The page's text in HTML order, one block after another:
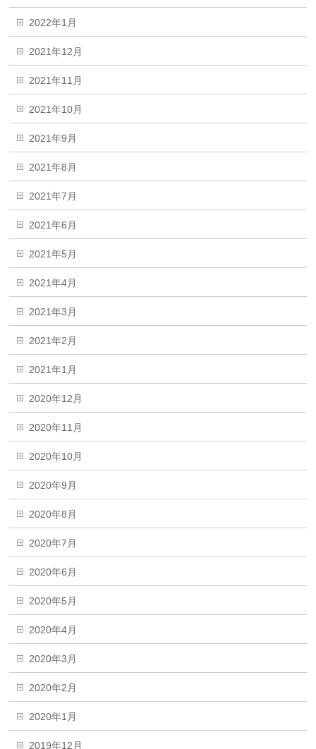
2022年1月
2021年12月
2021年11月
2021年10月
2021年9月
2021年8月
2021年7月
2021年6月
2021年5月
2021年4月
2021年3月
2021年2月
2021年1月
2020年12月
2020年11月
2020年10月
2020年9月
2020年8月
2020年7月
2020年6月
2020年5月
2020年4月
2020年3月
2020年2月
2020年1月
2019年12月